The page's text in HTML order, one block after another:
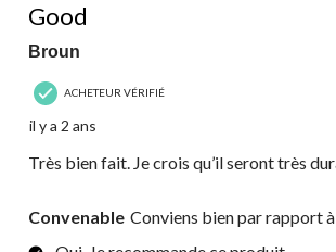
Good
Broun
ACHETEUR VÉRIFIÉ
il y a 2 ans
Très bien fait. Je crois qu’il seront très
Convenable Conviens bien par rapport